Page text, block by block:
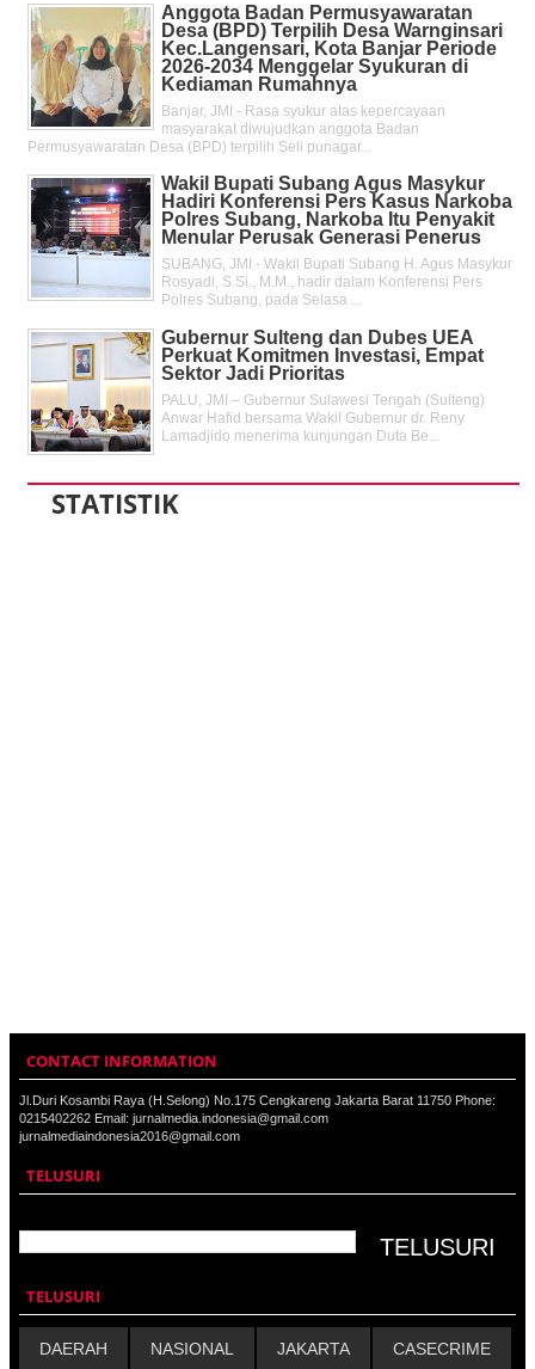
Anggota Badan Permusyawaratan
Desa (BPD) Terpilih Desa Warnginsari
Kec.Langensari, Kota Banjar Periode
2026-2034 Menggelar Syukuran di
Kediaman Rumahnya
Banjar, JMI - Rasa syukur atas kepercayaan
masyarakat diwujudkan anggota Badan
Permusyawaratan Desa (BPD) terpilih Seli punagar...
Wakil Bupati Subang Agus Masykur
Hadiri Konferensi Pers Kasus Narkoba
Polres Subang, Narkoba Itu Penyakit
Menular Perusak Generasi Penerus
SUBANG, JMI - Wakil Bupati Subang H. Agus Masykur
Rosyadi, S.Si., M.M., hadir dalam Konferensi Pers
Polres Subang, pada Selasa ...
Gubernur Sulteng dan Dubes UEA
Perkuat Komitmen Investasi, Empat
Sektor Jadi Prioritas
PALU, JMI – Gubernur Sulawesi Tengah (Sulteng)
Anwar Hafid bersama Wakil Gubernur dr. Reny
Lamadjido menerima kunjungan Duta Be...
STATISTIK
CONTACT INFORMATION
Jl.Duri Kosambi Raya (H.Selong) No.175 Cengkareng Jakarta Barat 11750 Phone:
0215402262 Email: jurnalmedia.indonesia@gmail.com
jurnalmediaindonesia2016@gmail.com
TELUSURI
TELUSURI
DAERAH NASIONAL JAKARTA CASECRIME